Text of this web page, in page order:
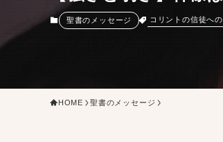
聖書のメッセージ コリントの信徒へ
HOME 聖書のメッセージ